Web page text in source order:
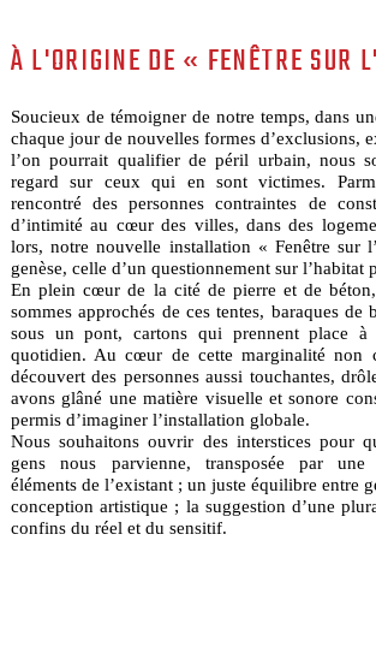
À L'ORIGINE DE « FENÊTRE SUR
Soucieux de témoigner de notre temps, dans
chaque jour de nouvelles formes d’exclusions,
l’on pourrait qualifier de péril urbain, nous
regard sur ceux qui en sont victimes.
rencontré des personnes contraintes de
d’intimité au cœur des villes, dans des
lors, notre nouvelle installation « Fenêtre sur
genèse, celle d’un questionnement sur l’habitat
En plein cœur de la cité de pierre et de
sommes approchés de ces tentes, baraques de
sous un pont, cartons qui prennent place à
quotidien. Au cœur de cette marginalité non
découvert des personnes aussi touchantes,
avons glâné une matière visuelle et sonore
permis d’imaginer l’installation globale.
Nous souhaitons ouvrir des interstices pour
gens nous parvienne, transposée par une
éléments de l’existant ; un juste équilibre entre
conception artistique ; la suggestion d’une
confins du réel et du sensitif.